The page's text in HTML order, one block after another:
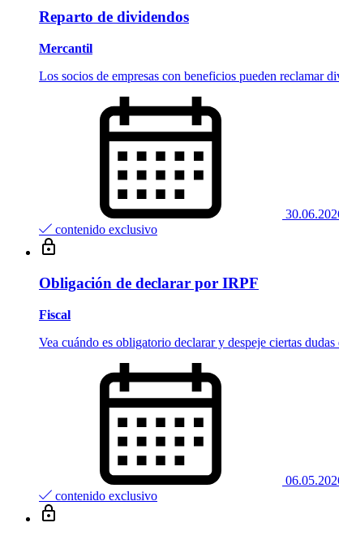
Reparto de dividendos
Mercantil
Los socios de empresas con beneficios pueden reclamar
contenido exclusivo
Obligación de declarar por IRPF
Fiscal
Vea cuándo es obligatorio declarar y despeje ciertas dudas
contenido exclusivo